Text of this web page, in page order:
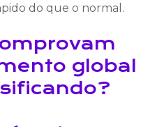
do que o normal.
global